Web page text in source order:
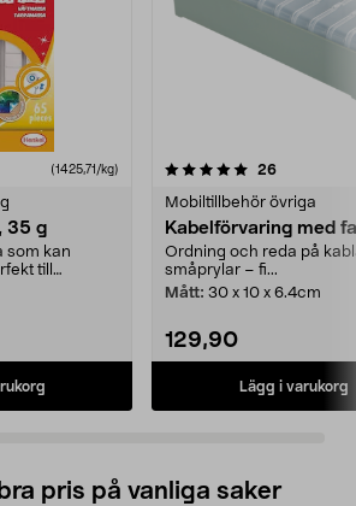
(1425,71/kg)
35 g
som kan
till
26recensioner
Mobiltillbehör övriga
Kabelförvaring med
Ordning och reda på
småprylar – fi...
Mått: 30 x 10 x 6.4cm
129,90
Lägg i varukorg
4.0 av 5 stjärnor
pris på vanliga saker